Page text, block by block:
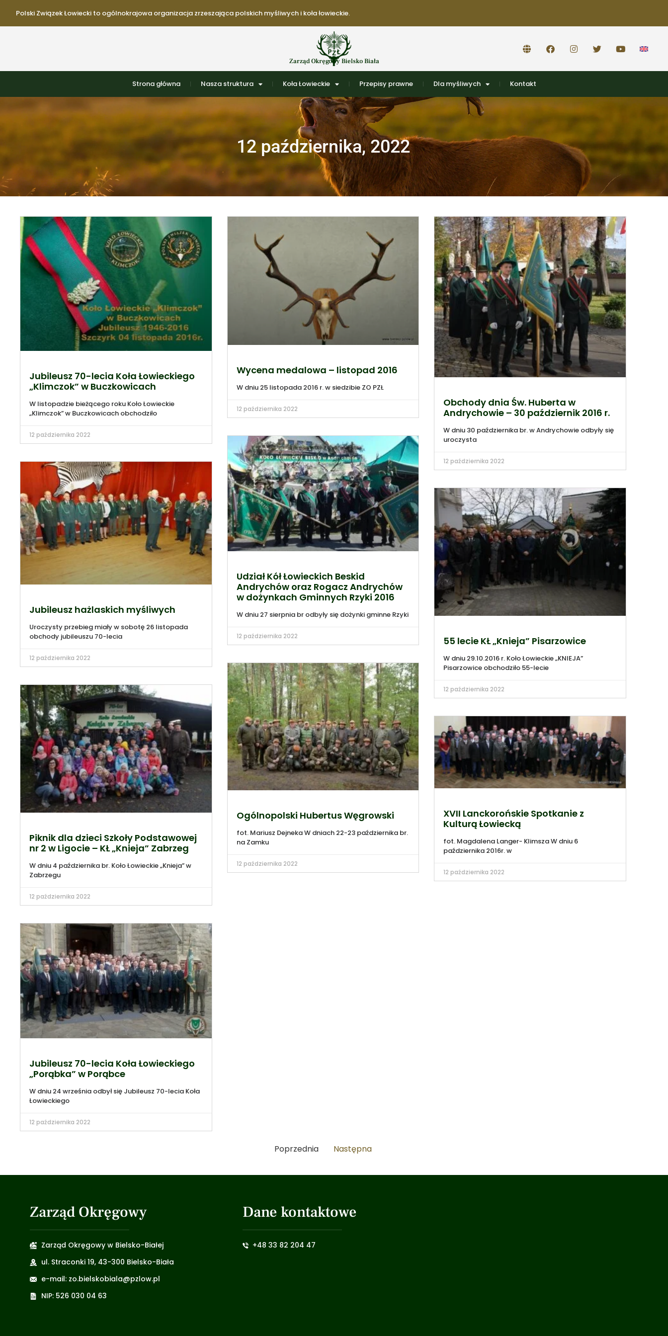
Polski Związek Łowiecki to ogólnokrajowa organizacja zrzeszająca polskich myśliwych i koła łowieckie.
Zarząd Okręgowy Bielsko Biała
Strona główna Nasza struktura Koła Łowieckie Przepisy prawne Dla myśliwych Kontakt
12 października, 2022
Jubileusz 70-lecia Koła Łowieckiego
„Klimczok” w Buczkowicach
W listopadzie bieżącego roku Koło Łowieckie
„Klimczok” w Buczkowicach obchodziło
12 października 2022
Wycena medalowa – listopad 2016
W dniu 25 listopada 2016 r. w siedzibie ZO PZŁ
12 października 2022
Obchody dnia Św. Huberta w
Andrychowie – 30 październik 2016 r.
W dniu 30 października br. w Andrychowie odbyły się
uroczysta
12 października 2022
Jubileusz hażlaskich myśliwych
Uroczysty przebieg miały w sobotę 26 listopada
obchody jubileuszu 70-lecia
12 października 2022
Udział Kół Łowieckich Beskid
Andrychów oraz Rogacz Andrychów
w dożynkach Gminnych Rzyki 2016
W dniu 27 sierpnia br odbyły się dożynki gminne Rzyki
12 października 2022 55 lecie KŁ „Knieja” Pisarzowice
W dniu 29.10.2016 r. Koło Łowieckie „KNIEJA”
Pisarzowice obchodziło 55-lecie
12 października 2022
Piknik dla dzieci Szkoły Podstawowej
nr 2 w Ligocie – KŁ „Knieja” Zabrzeg
W dniu 4 października br. Koło Łowieckie „Knieja” w
Zabrzegu
12 października 2022
Ogólnopolski Hubertus Węgrowski
fot. Mariusz Dejneka W dniach 22-23 października br.
na Zamku
12 października 2022
XVII Lanckorońskie Spotkanie z
Kulturą Łowiecką
fot. Magdalena Langer- Klimsza W dniu 6
października 2016r. w
12 października 2022
Jubileusz 70-lecia Koła Łowieckiego
„Porąbka” w Porąbce
W dniu 24 września odbył się Jubileusz 70-lecia Koła
Łowieckiego
12 października 2022
Poprzednia Następna
Zarząd Okręgowy
Zarząd Okręgowy w Bielsko-Białej
ul. Straconki 19, 43-300 Bielsko-Biała
e-mail: zo.bielskobiala@pzlow.pl
NIP: 526 030 04 63
Dane kontaktowe
+48 33 82 204 47